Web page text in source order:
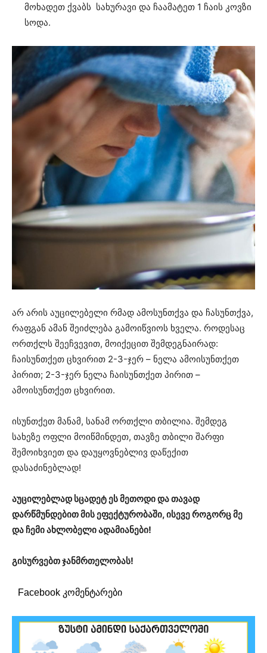
მოხადეთ ქვაბს სახურავი და ჩაამატეთ 1 ჩაის კოვზი
სოდა.
არ არის აუცილებელი რმად ამოსუნთქვა და ჩასუნთქვა,
რაფგან ამან შეიძლება გამოიწვიოს ხველა. როდესაც
ორთქლს შეეჩვევით, მოიქეცით შემდეგნაირად:
ჩაისუნთქეთ ცხვირით 2-3-ჯერ – ნელა ამოისუნთქეთ
პირით; 2-3-ჯერ ნელა ჩაისუნთქეთ პირით –
ამოისუნთქეთ ცხვირით.
ისუნთქეთ მანამ, სანამ ორთქლი თბილია. შემდეგ
სახეზე ოფლი მოიწმინდეთ, თავზე თბილი შარფი
შემოიხვიეთ და დაუყოვნებლივ დაწექით
დასაძინებლად!
აუცილებლად სცადეტ ეს მეთოდი და თავად
დარწმუნდებით მის ეფექტურობაში, ისევე როგორც მე
და ჩემი ახლობელი ადამიანები!
გისურვებთ ჯანმრთელობას!
Facebook კომენტარები